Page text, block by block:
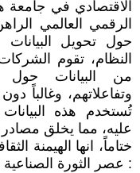
الاقتصادي في جامعة
الرقمي العالمي
حول تحويل
النظام، تقوم
من البيانات حول
وتفاعلاتهم، وغالباً
تُستخدم هذه البيانات
عليه، مما يخلق
ختاماً، انها الهيمنة
: عصر الثورة الصناعية